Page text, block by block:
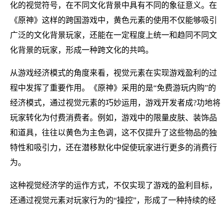
化的视觉符号，在不同文化背景中具有不同的象征意义。在
《原神》这样的跨国游戏中，黄色元素的使用不仅能够吸引
广泛的文化背景玩家，还能在一定程度上统一和趋同不同文
化背景的玩家，形成一种跨文化的共鸣。
从游戏经济模式的角度来看，视觉元素在实现游戏盈利的过
程中发挥了重要作用。《原神》采用的是“免费游玩内购”的
经济模式，通过视觉元素的巧妙运用，游戏开发者成?功地将
玩家转化为付费消费者。例如，游戏中的限量皮肤、装饰品
和道具，往往以黄色为主色调，这不仅提升了这些物品的独
特性和吸引力，还在潜移默化中促使玩家进行更多的消费行
为。
这种视觉经济学的运作方式，不仅实现了游戏的盈利目标，
还通过视觉元素对玩家行为的“操控”，形成了一种持续的经